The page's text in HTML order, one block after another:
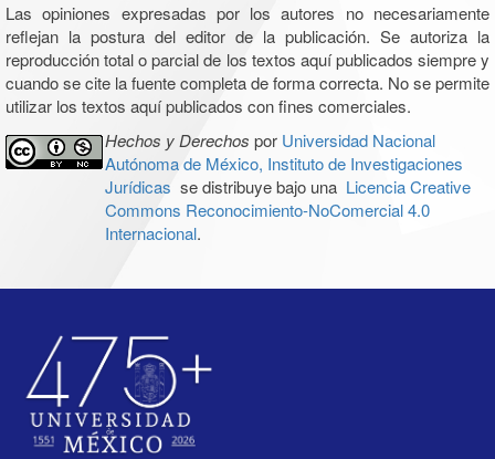
Las opiniones expresadas por los autores no necesariamente
reflejan la postura del editor de la publicación. Se autoriza la
reproducción total o parcial de los textos aquí publicados siempre y
cuando se cite la fuente completa de forma correcta. No se permite
utilizar los textos aquí publicados con fines comerciales.
Hechos y Derechos por Universidad Nacional
Autónoma de México, Instituto de Investigaciones
Jurídicas se distribuye bajo una Licencia Creative
Commons Reconocimiento-NoComercial 4.0
Internacional.